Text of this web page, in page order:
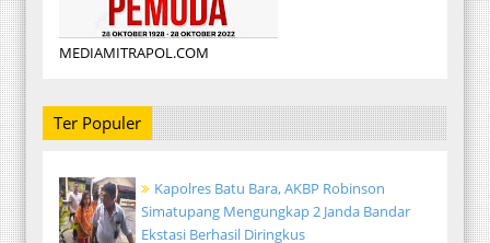
MEDIAMITRAPOL.COM
Ter Populer
Kapolres Batu Bara, AKBP Robinson
Simatupang Mengungkap 2 Janda Bandar
Ekstasi Berhasil Diringkus